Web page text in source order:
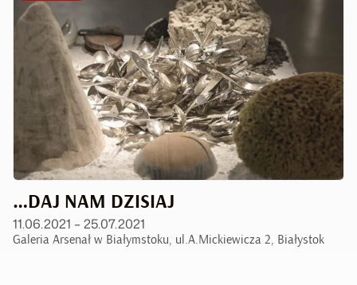
…DAJ NAM DZISIAJ
11.06.2021 – 25.07.2021
Galeria Arsenał w Białymstoku, ul.A.Mickiewicza 2, Białystok